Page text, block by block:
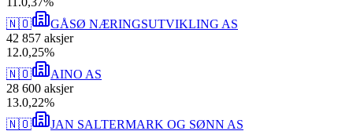
🇳🇴
GÅSØ NÆRINGSUTVIKLING AS
42 857 aksjer
12.0,25%
🇳🇴
AINO AS
28 600 aksjer
13.0,22%
🇳🇴
JAN SALTERMARK OG SØNN AS